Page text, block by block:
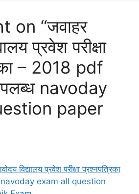
on “जवाहर
प्रवेश परीक्षा
– 2018 pdf
navoday
paper
विद्यालय प्रवेश परीक्षा प्रश्नपत्रिका
navoday exam all question